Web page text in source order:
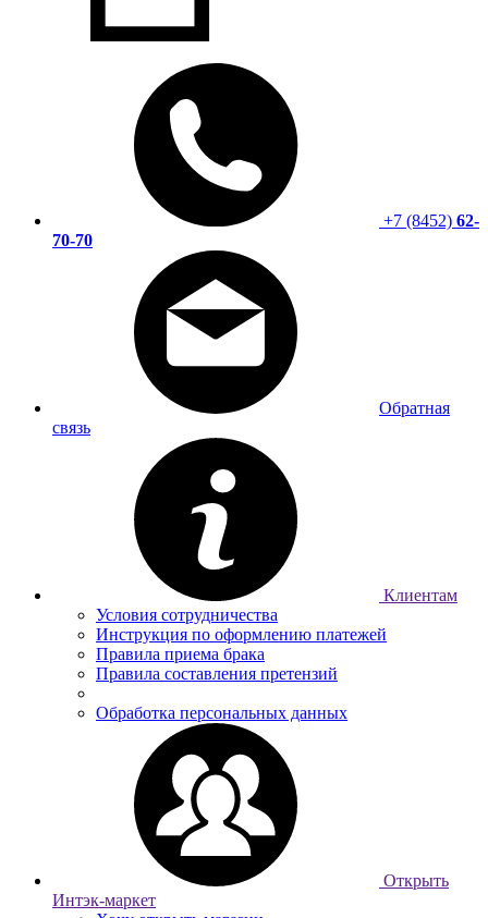
+7 (8452) 62-
70-70
Обратная
связь
Клиентам
Условия сотрудничества
Инструкция по оформлению платежей
Правила приема брака
Правила составления претензий
Обработка персональных данных
Открыть
Интэк-маркет